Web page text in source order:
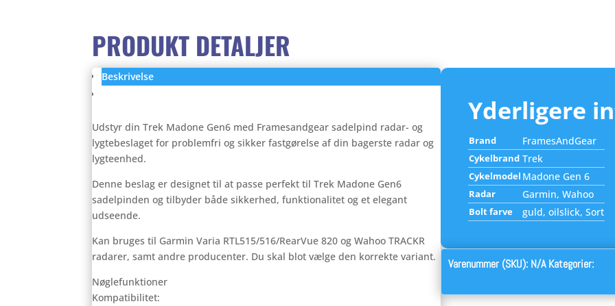
antal
PRODUKT DETALJER
Beskrivelse
Udstyr din Trek Madone Gen6 med Framesandgear sadelpind radar- og
lygtebeslaget for problemfri og sikker fastgørelse af din bagerste radar og
lygteenhed.
Denne beslag er designet til at passe perfekt til Trek Madone Gen6
sadelpinden og tilbyder både sikkerhed, funktionalitet og et elegant
udseende.
Kan bruges til Garmin Varia RTL515/516/RearVue 820 og Wahoo TRACKR
radarer, samt andre producenter. Du skal blot vælge den korrekte variant.
Nøglefunktioner
Kompatibilitet:
Yderligere
Brand FramesAndGear
Cykelbrand Trek
Cykelmodel Madone Gen 6
Radar Garmin, Wahoo
Bolt farve guld, oilslick, Sort
Varenummer (SKU): N/A Kategorier: